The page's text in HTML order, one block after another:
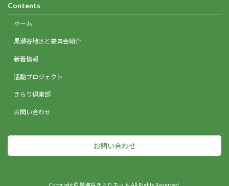
Contents
ホーム
黒瀬谷地区と委員会紹介
新着情報
活動プロジェクト
きらり倶楽部
お問い合わせ
お問い合わせ